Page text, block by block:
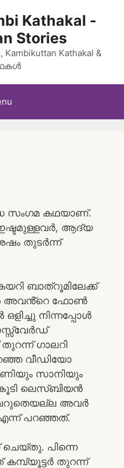
Kathakal -
Stories
Kambikuttan Kathakal &
സംഗമ കഥയാണ്.
ആദ്യ
തുടർന്ന്
ബാത്‌റൂമിലേക്ക്
അവൻ്റെ ഫോൺ
നിന്നപ്പോൾ
ഗാലറി
വീഡിയോ
സാനിയും
കൂടി ലെസ്ബിയൻ
അവർ
പറഞ്ഞത്.
ചെയ്തു. പിന്നെ
തുറന്ന്